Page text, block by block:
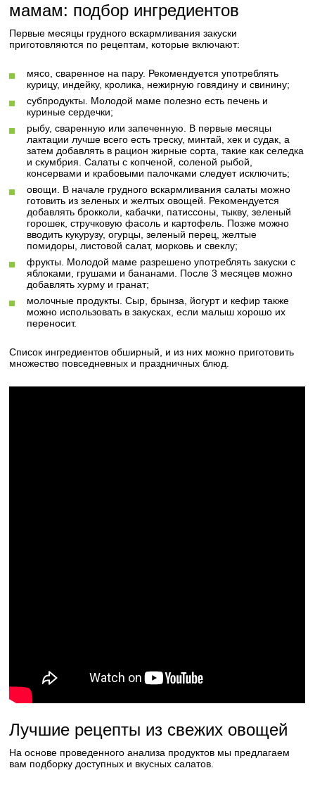
мамам: подбор ингредиентов
Первые месяцы грудного вскармливания закуски
приготовляются по рецептам, которые включают:
мясо, сваренное на пару. Рекомендуется употреблять
курицу, индейку, кролика, нежирную говядину и свинину;
субпродукты. Молодой маме полезно есть печень и
куриные сердечки;
рыбу, сваренную или запеченную. В первые месяцы
лактации лучше всего есть треску, минтай, хек и судак, а
затем добавлять в рацион жирные сорта, такие как селедка
и скумбрия. Салаты с копченой, соленой рыбой,
консервами и крабовыми палочками следует исключить;
овощи. В начале грудного вскармливания салаты можно
готовить из зеленых и желтых овощей. Рекомендуется
добавлять брокколи, кабачки, патиссоны, тыкву, зеленый
горошек, стручковую фасоль и картофель. Позже можно
вводить кукурузу, огурцы, зеленый перец, желтые
помидоры, листовой салат, морковь и свеклу;
фрукты. Молодой маме разрешено употреблять закуски с
яблоками, грушами и бананами. После 3 месяцев можно
добавлять хурму и гранат;
молочные продукты. Сыр, брынза, йогурт и кефир также
можно использовать в закусках, если малыш хорошо их
переносит.
Список ингредиентов обширный, и из них можно приготовить
множество повседневных и праздничных блюд.
Лучшие рецепты из свежих овощей
На основе проведенного анализа продуктов мы предлагаем
вам подборку доступных и вкусных салатов.